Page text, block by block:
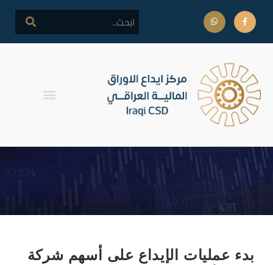
Daily Archives: يونيو 1, 2026
بدء عمليات الإيداع على أسهم شركة